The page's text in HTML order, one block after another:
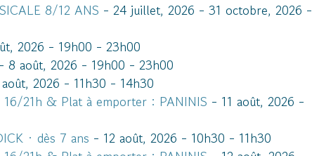
8/12 ANS - 24 juillet, 2026 - 31 octobre, 2026 -
2026 - 19h00 - 23h00
- 8 août, 2026 - 19h00 - 23h00
2026 - 11h30 - 14h30
16/21h & Plat à emporter : PANINIS - 11 août, 2026 -
· dès 7 ans - 12 août, 2026 - 10h30 - 11h30